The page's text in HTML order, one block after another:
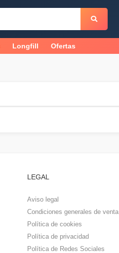
Longfill Ofertas
LEGAL
Aviso legal
Condiciones generales de venta
Política de cookies
Política de privacidad
Política de Redes Sociales